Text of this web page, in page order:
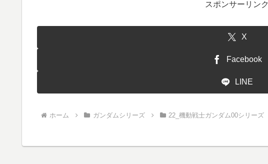
スポンサーリンク
X
Facebook
LINE
ホーム ガンダムシリーズ 22_機動戦士ガンダム00シリーズ